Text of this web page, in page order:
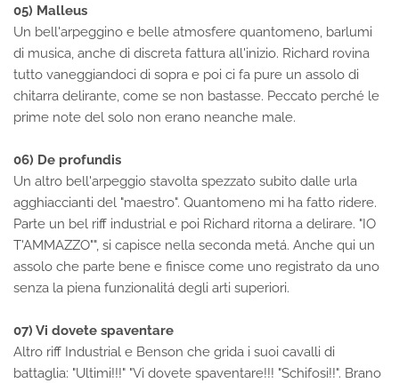
05) Malleus
Un bell'arpeggino e belle atmosfere quantomeno, barlumi
di musica, anche di discreta fattura all'inizio. Richard rovina
tutto vaneggiandoci di sopra e poi ci fa pure un assolo di
chitarra delirante, come se non bastasse. Peccato perché le
prime note del solo non erano neanche male.
06) De profundis
Un altro bell'arpeggio stavolta spezzato subito dalle urla
agghiaccianti del "maestro". Quantomeno mi ha fatto ridere.
Parte un bel riff industrial e poi Richard ritorna a delirare. "IO
T'AMMAZZO"", si capisce nella seconda metá. Anche qui un
assolo che parte bene e finisce come uno registrato da uno
senza la piena funzionalitá degli arti superiori.
07) Vi dovete spaventare
Altro riff Industrial e Benson che grida i suoi cavalli di
battaglia: "Ultimi!!!" "Vi dovete spaventare!!! "Schifosi!!". Brano